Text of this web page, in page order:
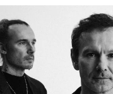
sport
berlin
nord